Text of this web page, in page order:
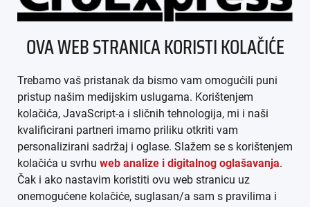
ÜBER UNS
IMPRESSUM
AGB
DATENSCHUTZ
MEDIADATEN
ARHIVA (PDF)
OVA WEB STRANICA KORISTI KOLAČIĆE
Trebamo vaš pristanak da bismo vam omogućili puni
pristup našim medijskim uslugama. Korištenjem
kolačića, JavaScript-a i sličnih tehnologija, mi i naši
kvalificirani partneri imamo priliku otkriti vam
personalizirani sadržaj i oglase. Slažem se s korištenjem
kolačića u svrhu web analize i digitalnog oglašavanja.
Čak i ako nastavim koristiti ovu web stranicu uz
onemogućene kolačiće, suglasan/a sam s pravilima i